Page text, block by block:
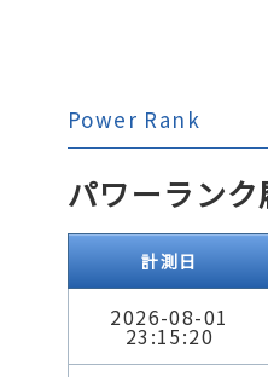
Power Rank
パワーランク
計測日
2026-08-01
23:15:20